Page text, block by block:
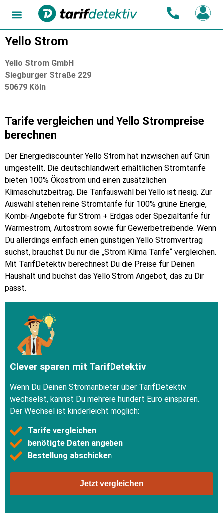
Yello Strom
Yello Strom GmbH
Siegburger Straße 229
50679 Köln
Tarife vergleichen und Yello Strompreise
berechnen
Der Energiediscounter Yello Strom hat inzwischen auf Grün
umgestellt. Die deutschlandweit erhältlichen Stromtarife
bieten 100% Ökostrom und einen zusätzlichen
Klimaschutzbeitrag. Die Tarifauswahl bei Yello ist riesig. Zur
Auswahl stehen reine Stromtarife für 100% grüne Energie,
Kombi-Angebote für Strom + Erdgas oder Spezialtarife für
Wärmestrom, Autostrom sowie für Gewerbetreibende. Wenn
Du allerdings einfach einen günstigen Yello Stromvertrag
suchst, brauchst Du nur die „Strom Klima Tarife“ vergleichen.
Mit TarifDetektiv berechnest Du die Preise für Deinen
Haushalt und buchst das Yello Strom Angebot, das zu Dir
passt.
Clever sparen mit TarifDetektiv
Wenn Du Deinen Stromanbieter über TarifDetektiv
wechselst, kannst Du mehrere hundert Euro einsparen.
Der Wechsel ist kinderleicht möglich:
Tarife vergleichen
benötigte Daten angeben
Bestellung abschicken
Jetzt vergleichen